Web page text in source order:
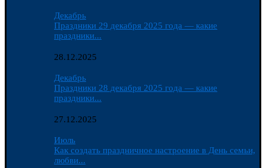
Декабрь
Праздники 29 декабря 2025 года — какие
праздники...
28.12.2025
Декабрь
Праздники 28 декабря 2025 года — какие
праздники...
27.12.2025
Июль
Как создать праздничное настроение в День семьи,
любви...